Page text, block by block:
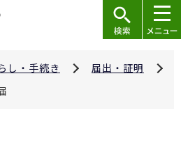
し・手続き
届出・証明